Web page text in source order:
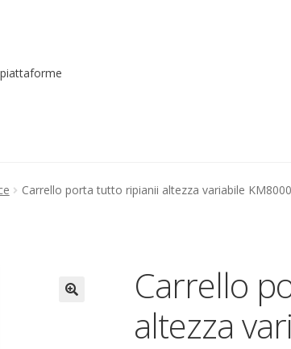
Come registrarsi al sito Contatti costruttoriDove
Carrello porta tutto ripianii altezza variabile
Carrello
altezza